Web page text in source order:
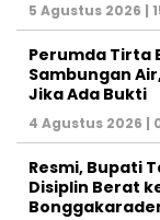
5 Agustus 2026 |
Perumda Tirta
Sambungan
Jika Ada Bukti
4 Agustus 2026 |
Resmi, Bupati
Disiplin Berat